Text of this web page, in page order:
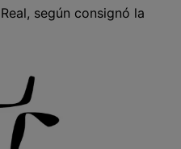
según consignó la